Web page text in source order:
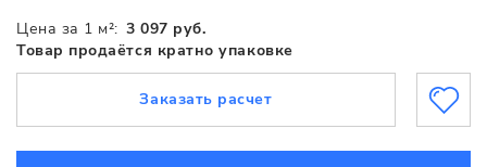
Цена за 1 м²: 3 097 руб.
Товар продаётся кратно упаковке
Заказать расчет